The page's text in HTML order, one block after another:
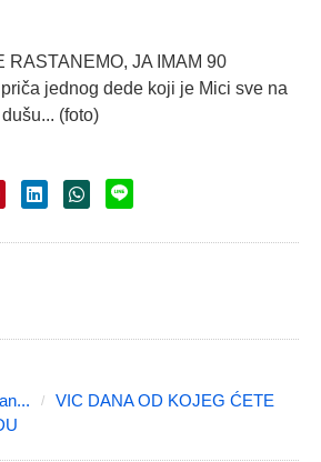
RASTANEMO, JA IMAM 90
jednog dede koji je Mici sve na
(foto)
VIC DANA OD KOJEG ĆETE